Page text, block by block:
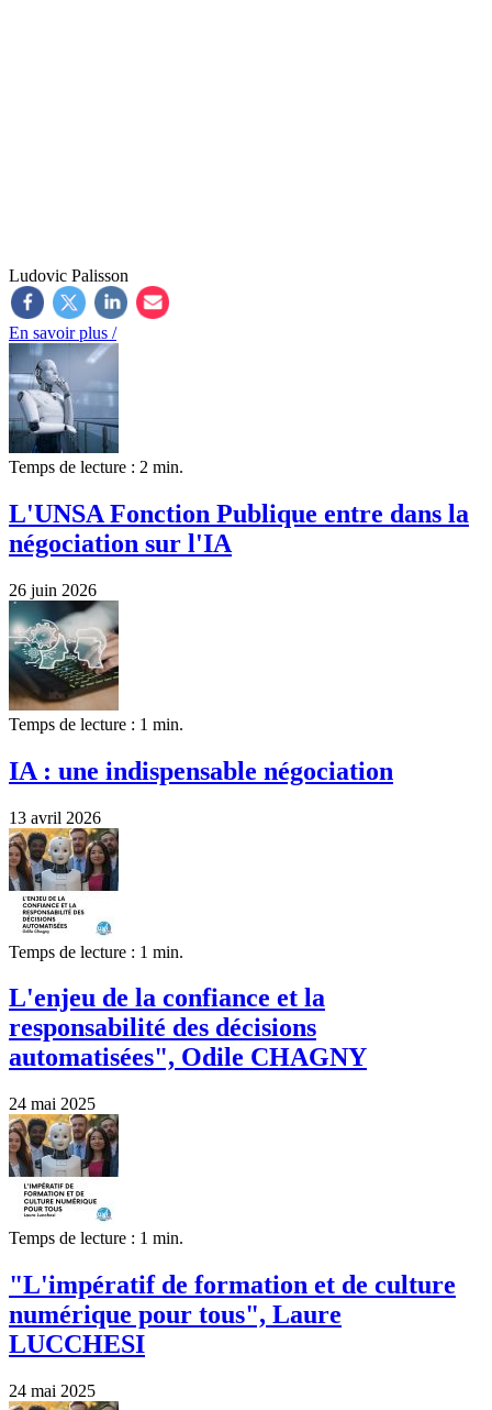
Ludovic Palisson
En savoir plus /
Temps de lecture : 2 min.
L'UNSA Fonction Publique entre dans la
négociation sur l'IA
26 juin 2026
Temps de lecture : 1 min.
IA : une indispensable négociation
13 avril 2026
Temps de lecture : 1 min.
L'enjeu de la confiance et la
responsabilité des décisions
automatisées", Odile CHAGNY
24 mai 2025
Temps de lecture : 1 min.
"L'impératif de formation et de culture
numérique pour tous", Laure
LUCCHESI
24 mai 2025